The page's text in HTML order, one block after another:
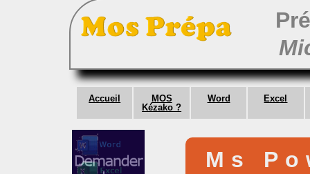
Accueil
MOS
Kézako ?
Word Excel
Ms